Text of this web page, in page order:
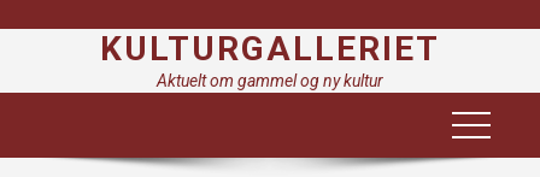
KULTURGALLERIET
Aktuelt om gammel og ny kultur